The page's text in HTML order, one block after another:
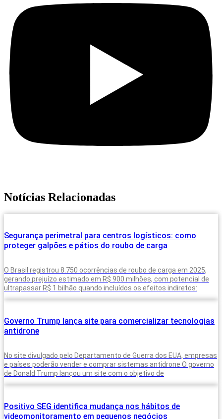
Notícias Relacionadas
Segurança perimetral para centros logísticos: como
proteger galpões e pátios do roubo de carga
O Brasil registrou 8.750 ocorrências de roubo de carga em 2025,
gerando prejuízo estimado em R$ 900 milhões, com potencial de
ultrapassar R$ 1 bilhão quando incluídos os efeitos indiretos:
Governo Trump lança site para comercializar tecnologias
antidrone
No site divulgado pelo Departamento de Guerra dos EUA, empresas
e países poderão vender e comprar sistemas antidrone O governo
de Donald Trump lançou um site com o objetivo de
Positivo SEG identifica mudança nos hábitos de
videomonitoramento em pequenos negócios